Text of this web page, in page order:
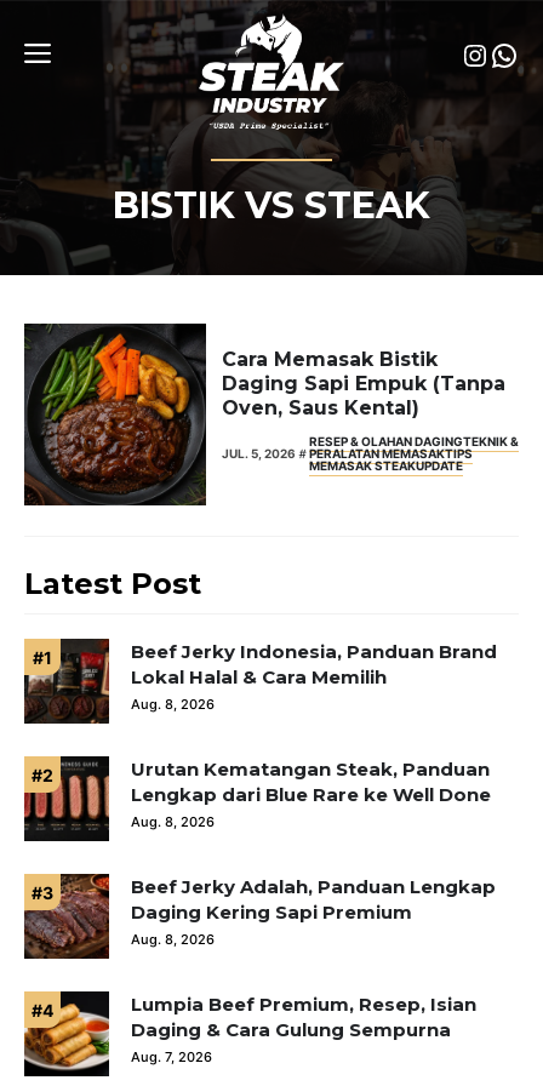
BISTIK VS STEAK
Cara Memasak Bistik
Daging Sapi Empuk (Tanpa
Oven, Saus Kental)
JUL. 5, 2026
RESEP & OLAHAN DAGINGTEKNIK &
PERALATAN MEMASAKTIPS
MEMASAK STEAKUPDATE
Latest Post
Beef Jerky Indonesia, Panduan Brand
Lokal Halal & Cara Memilih
Aug. 8, 2026
Urutan Kematangan Steak, Panduan
Lengkap dari Blue Rare ke Well Done
Aug. 8, 2026
Beef Jerky Adalah, Panduan Lengkap
Daging Kering Sapi Premium
Aug. 8, 2026
Lumpia Beef Premium, Resep, Isian
Daging & Cara Gulung Sempurna
Aug. 7, 2026